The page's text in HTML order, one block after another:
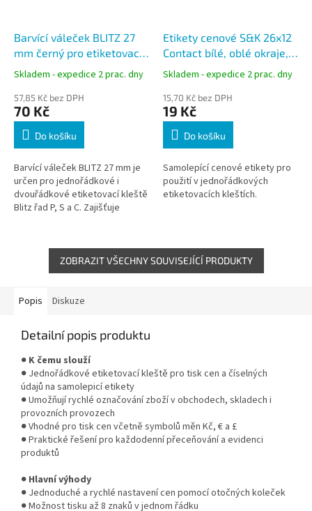
Barvící váleček BLITZ 27
mm černý pro etiketovací
kleště
Skladem - expedice 2 prac. dny
57,85 Kč bez DPH
70 Kč
Do košíku
Barvící váleček BLITZ 27 mm je
určen pro jednořádkové i
dvouřádkové etiketovací kleště
Blitz řad P, S a C. Zajišťuje
Etikety cenové S&K 26x12
Contact bílé, oblé okraje,
1500 ks
Skladem - expedice 2 prac. dny
15,70 Kč bez DPH
19 Kč
Do košíku
Samolepící cenové etikety pro
použití v jednořádkových
etiketovacích kleštích.
ZOBRAZIT VŠECHNY SOUVISEJÍCÍ PRODUKTY
Popis Diskuze
Detailní popis produktu
● K čemu slouží
● Jednořádkové etiketovací kleště pro tisk cen a číselných
údajů na samolepicí etikety
● Umožňují rychlé označování zboží v obchodech, skladech i
provozních provozech
● Vhodné pro tisk cen včetně symbolů měn Kč, € a £
● Praktické řešení pro každodenní přeceňování a evidenci
produktů
● Hlavní výhody
● Jednoduché a rychlé nastavení cen pomocí otočných koleček
● Možnost tisku až 8 znaků v jednom řádku